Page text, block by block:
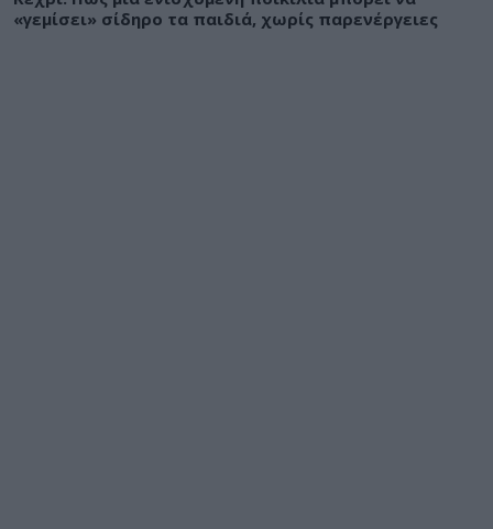
«γεμίσει» σίδηρο τα παιδιά, χωρίς παρενέργειες